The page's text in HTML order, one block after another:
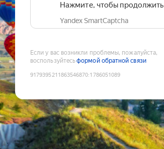
Нажмите, чтобы продолжить
Yandex SmartCaptcha
Если у вас возникли проблемы, пожалуйста,
воспользуйтесьформой обратной связи
9179395211863546870:1786051089